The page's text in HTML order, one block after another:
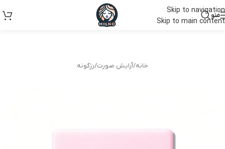
Skip to navigation
Skip to main content
منو
خانه/آرایش صورت/رژگونه